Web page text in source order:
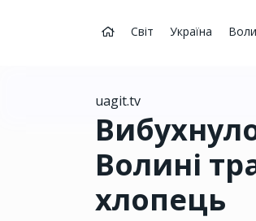
Світ Україна
uagit.tv
Волині
хлопець